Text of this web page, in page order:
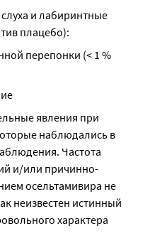
и лабиринтные
плацебо):
перепонки (< 1 %
явления при
наблюдались в
Частота
и/или причинно-
осельтамивира не
неизвестен истинный
характера